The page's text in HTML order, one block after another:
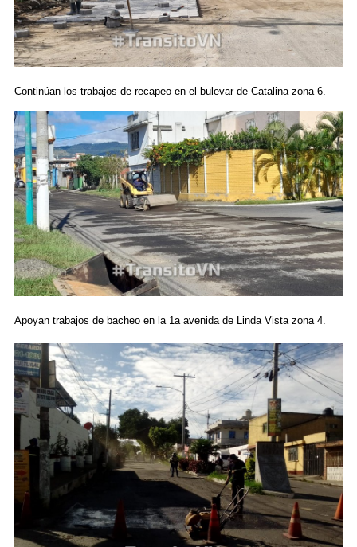
Continúan los trabajos de recapeo en el bulevar de Catalina zona 6.
Apoyan trabajos de bacheo en la 1a avenida de Linda Vista zona 4.